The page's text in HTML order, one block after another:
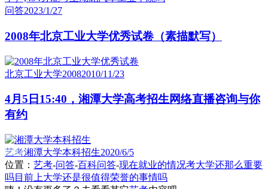
问答2023/1/27
2008年北京工业大学优秀试卷（素描默写）
北京工业大学20082010/11/23
4月5日15:40，湘潭大学高考招生网络直播咨询与你
有约
艺考湘潭大学本科招生2020/6/5
位置： 艺考-问答-百科问答-现在就业的情况考大学还那么重要
吗目前上大学还是很值得荣誉的事情吗